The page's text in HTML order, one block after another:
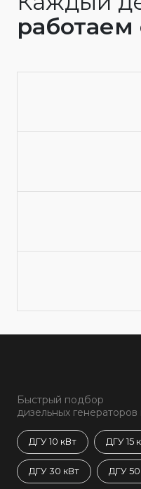
Быстрый подбор
дизельных
ДГУ 10 кВт ДГУ 15
ДГУ 30 кВт ДГУ